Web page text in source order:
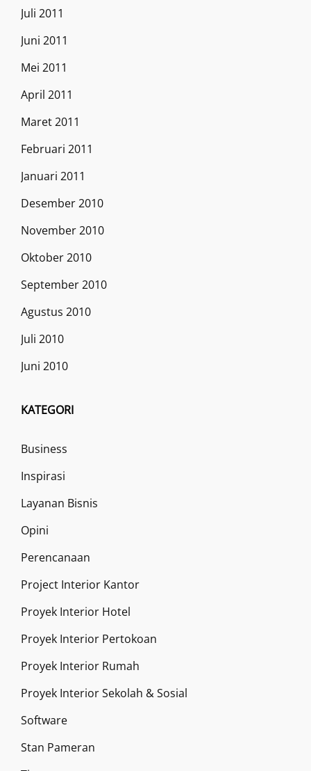
Juli 2011
Juni 2011
Mei 2011
April 2011
Maret 2011
Februari 2011
Januari 2011
Desember 2010
November 2010
Oktober 2010
September 2010
Agustus 2010
Juli 2010
Juni 2010
KATEGORI
Business
Inspirasi
Layanan Bisnis
Opini
Perencanaan
Project Interior Kantor
Proyek Interior Hotel
Proyek Interior Pertokoan
Proyek Interior Rumah
Proyek Interior Sekolah & Sosial
Software
Stan Pameran